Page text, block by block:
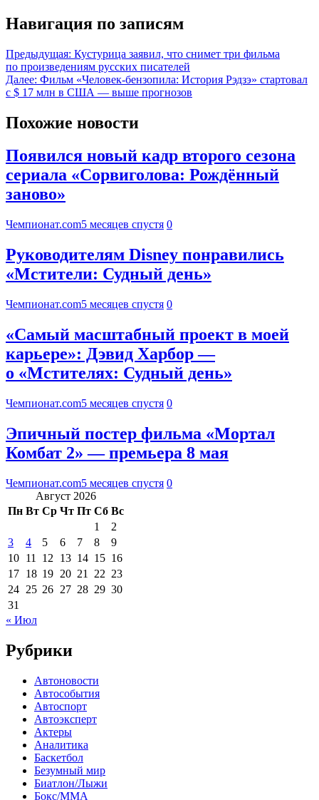
Навигация по записям
Предыдущая: Кустурица заявил, что снимет три фильма
по произведениям русских писателей
Далее: Фильм «Человек-бензопила: История Рэдзэ» стартовал
с $ 17 млн в США — выше прогнозов
Похожие новости
Появился новый кадр второго сезона
сериала «Сорвиголова: Рождённый
заново»
Чемпионат.com5 месяцев спустя 0
Руководителям Disney понравились
«Мстители: Судный день»
Чемпионат.com5 месяцев спустя 0
«Самый масштабный проект в моей
карьере»: Дэвид Харбор —
о «Мстителях: Судный день»
Чемпионат.com5 месяцев спустя 0
Эпичный постер фильма «Мортал
Комбат 2» — премьера 8 мая
Чемпионат.com5 месяцев спустя 0
Август 2026
Пн Вт Ср Чт Пт Сб Вс
1
2
3
4 5 6 7 8
9
10 11 12 13 14 15 16
17 18 19 20 21 22 23
24 25 26 27 28 29 30
31
« Июл
Рубрики
Автоновости
Автособытия
Автоспорт
Автоэксперт
Актеры
Аналитика
Баскетбол
Безумный мир
Биатлон/Лыжи
Бокс/MMA